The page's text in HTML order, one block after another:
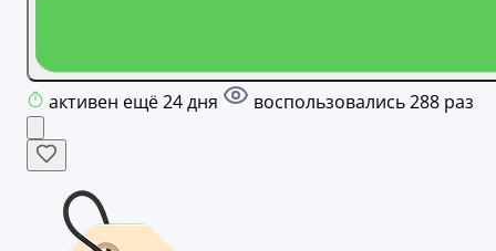
активен ещё 24 дня воспользовались 288 раз